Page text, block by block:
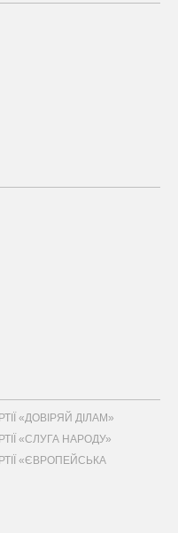
«ДОВІРЯЙ ДІЛАМ»
«СЛУГА НАРОДУ»
«ЄВРОПЕЙСЬКА